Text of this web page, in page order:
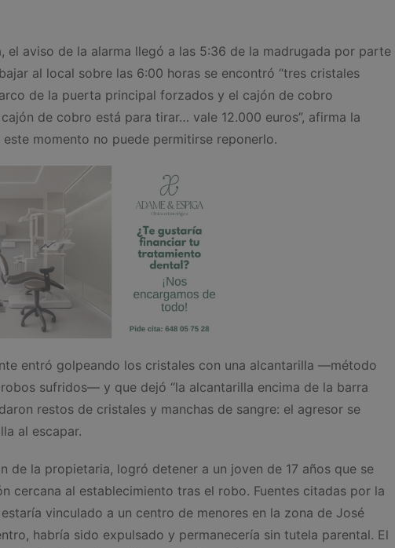
el aviso de la alarma llegó a las 5:36 de la madrugada por parte
al local sobre las 6:00 horas se encontró “tres cristales
de la puerta principal forzados y el cajón de cobro
de cobro está para tirar… vale 12.000 euros”, afirma la
momento no puede permitirse reponerlo.
entró golpeando los cristales con una alcantarilla —método
sufridos— y que dejó “la alcantarilla encima de la barra
restos de cristales y manchas de sangre: el agresor se
al escapar.
de la propietaria, logró detener a un joven de 17 años que se
cercana al establecimiento tras el robo. Fuentes citadas por la
vinculado a un centro de menores en la zona de José
habría sido expulsado y permanecería sin tutela parental. El